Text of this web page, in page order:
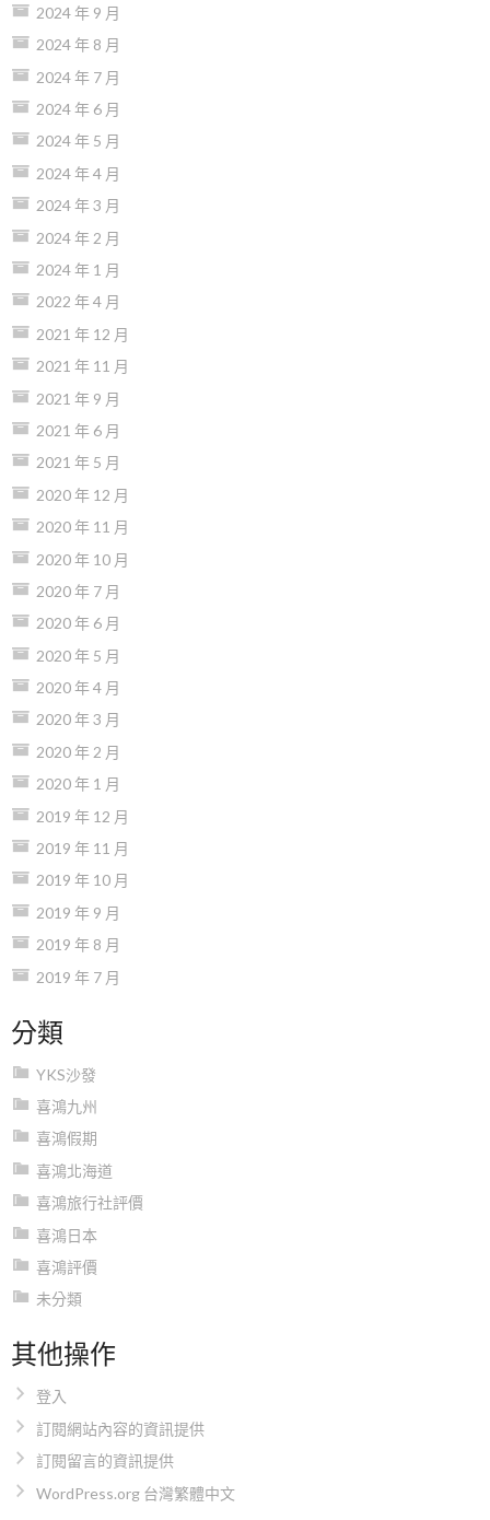
2024 年 9 月
2024 年 8 月
2024 年 7 月
2024 年 6 月
2024 年 5 月
2024 年 4 月
2024 年 3 月
2024 年 2 月
2024 年 1 月
2022 年 4 月
2021 年 12 月
2021 年 11 月
2021 年 9 月
2021 年 6 月
2021 年 5 月
2020 年 12 月
2020 年 11 月
2020 年 10 月
2020 年 7 月
2020 年 6 月
2020 年 5 月
2020 年 4 月
2020 年 3 月
2020 年 2 月
2020 年 1 月
2019 年 12 月
2019 年 11 月
2019 年 10 月
2019 年 9 月
2019 年 8 月
2019 年 7 月
分類
YKS沙發
喜鴻九州
喜鴻假期
喜鴻北海道
喜鴻旅行社評價
喜鴻日本
喜鴻評價
未分類
其他操作
登入
訂閱網站內容的資訊提供
訂閱留言的資訊提供
WordPress.org 台灣繁體中文